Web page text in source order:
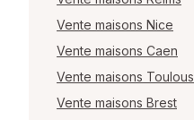
Vente maisons Nice
Vente maisons Caen
Vente maisons
Vente maisons Brest